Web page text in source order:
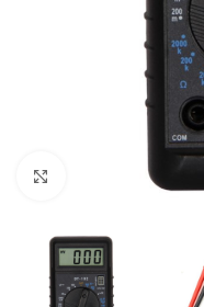
Click to enlarge